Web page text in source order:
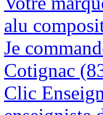
alu
Je
Cotignac
Clic